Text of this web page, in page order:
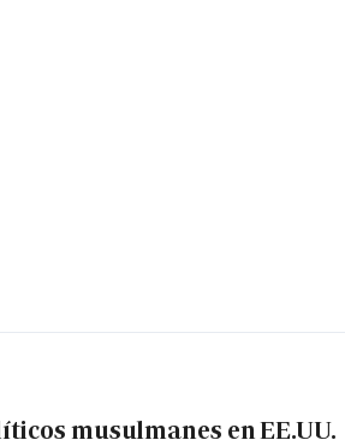
musulmanes en EE.UU.